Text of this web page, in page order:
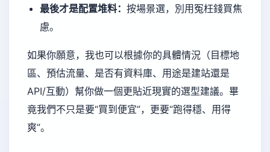
最後才是配置堆料： 按場景選，別用冤枉錢買焦
慮。
如果你願意，我也可以根據你的具體情況（目標地
區、預估流量、是否有資料庫、用途是建站還是
API/互動）幫你做一個更貼近現實的選型建議。畢
竟我們不只是要“買到便宜”，更要“跑得穩、用得
爽”。